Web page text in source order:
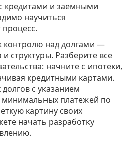
кредитами и заемными
научиться
контролю над долгами —
структуры. Разберите все
начните с ипотеки,
кредитными картами.
с указанием
минимальных платежей по
картину своих
начать разработку